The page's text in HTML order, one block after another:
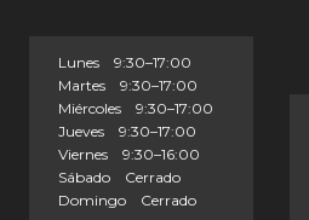
Lunes 9:30–17:00
Martes 9:30–17:00
Miércoles 9:30–17:00
Jueves 9:30–17:00
Viernes 9:30–16:00
Sábado Cerrado
Domingo Cerrado